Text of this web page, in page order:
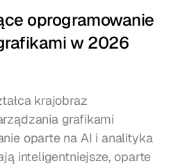
oprogramowanie
w 2026
krajobraz
grafikami
oparte na AI i analityka
inteligentniejsze, oparte